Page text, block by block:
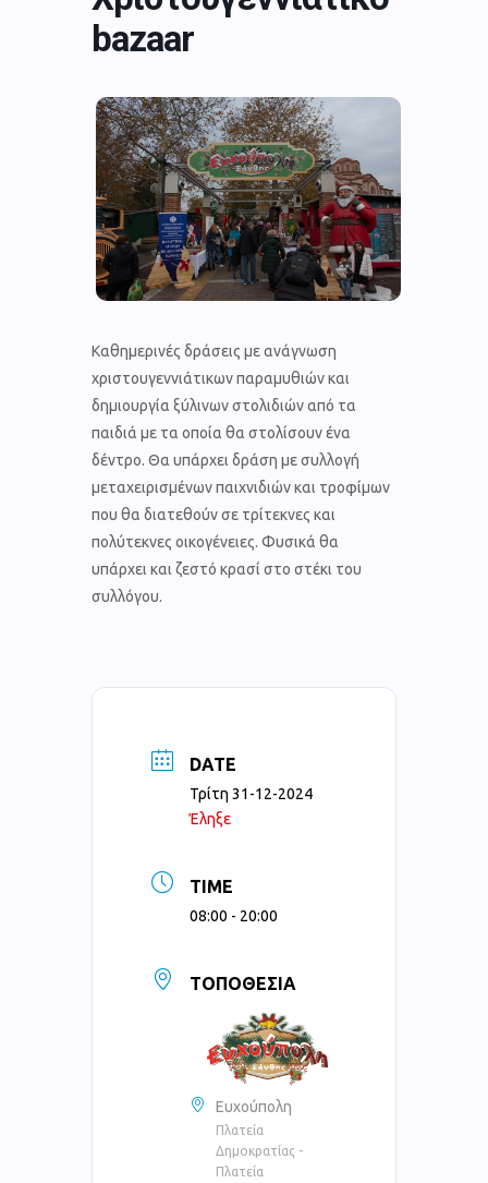
bazaar
Καθημερινές δράσεις με ανάγνωση
χριστουγεννιάτικων παραμυθιών και
δημιουργία ξύλινων στολιδιών από τα
παιδιά με τα οποία θα στολίσουν ένα
δέντρο. Θα υπάρχει δράση με συλλογή
μεταχειρισμένων παιχνιδιών και τροφίμων
που θα διατεθούν σε τρίτεκνες και
πολύτεκνες οικογένειες. Φυσικά θα
υπάρχει και ζεστό κρασί στο στέκι του
συλλόγου.
DATE
Τρίτη 31-12-2024
Έληξε
TIME
08:00 - 20:00
ΤΟΠΟΘΕΣΊΑ
Ευχούπολη
Πλατεία
Δημοκρατίας -
Πλατεία